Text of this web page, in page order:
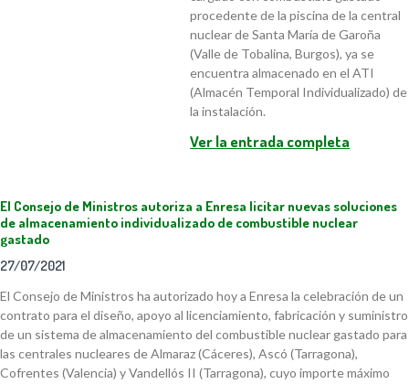
procedente de la piscina de la central
nuclear de Santa María de Garoña
(Valle de Tobalina, Burgos), ya se
encuentra almacenado en el ATI
(Almacén Temporal Individualizado) de
la instalación.
Ver la entrada completa
El Consejo de Ministros autoriza a Enresa licitar nuevas soluciones
de almacenamiento individualizado de combustible nuclear
gastado
27/07/2021
El Consejo de Ministros ha autorizado hoy a Enresa la celebración de un
contrato para el diseño, apoyo al licenciamiento, fabricación y suministro
de un sistema de almacenamiento del combustible nuclear gastado para
las centrales nucleares de Almaraz (Cáceres), Ascó (Tarragona),
Cofrentes (Valencia) y Vandellós II (Tarragona), cuyo importe máximo